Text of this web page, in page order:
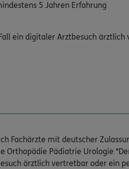
5 Jahren Erfahrung
ein digitaler Arztbesuch
Fachärzte mit deutscher
Orthopädie Pädiatrie Urologie
ärztlich vertretbar oder ein